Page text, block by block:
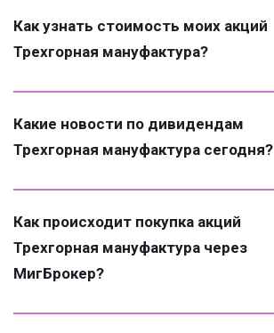
Как узнать стоимость моих акций
Трехгорная мануфактура?
Какие новости по дивидендам
Трехгорная мануфактура сегодня?
Как происходит покупка акций
Трехгорная мануфактура через
МигБрокер?